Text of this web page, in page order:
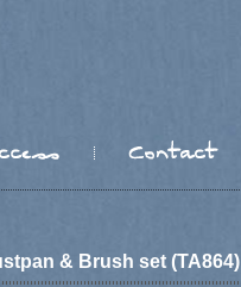
& Brush set (TA864)